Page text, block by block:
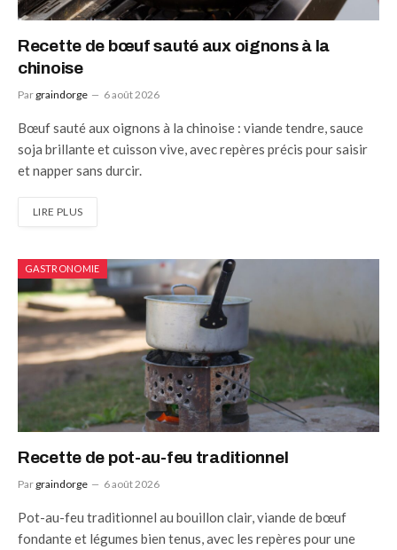
Recette de bœuf sauté aux oignons à la
chinoise
Par graindorge 6 août 2026
Bœuf sauté aux oignons à la chinoise : viande tendre, sauce
soja brillante et cuisson vive, avec repères précis pour saisir
et napper sans durcir.
LIRE PLUS
GASTRONOMIE
Recette de pot-au-feu traditionnel
Par graindorge 6 août 2026
Pot-au-feu traditionnel au bouillon clair, viande de bœuf
fondante et légumes bien tenus, avec les repères pour une